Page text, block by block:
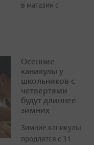
в магазин с
Осенние
каникулы у
школьников с
четвертями
будут длиннее
зимних
Зимние каникулы
продлятся с 31